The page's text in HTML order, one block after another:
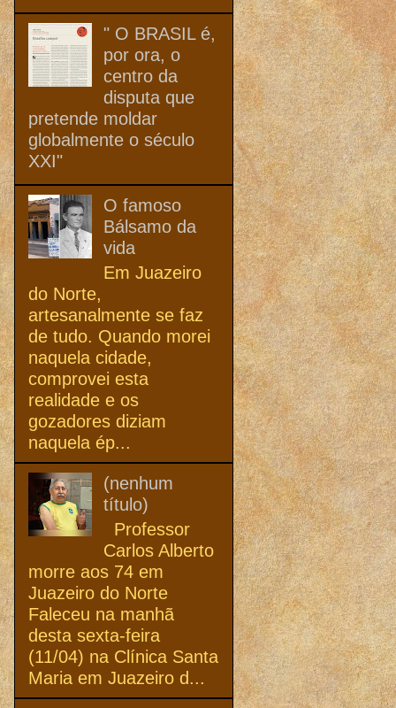
" O BRASIL é,
por ora, o
centro da
disputa que
pretende moldar
globalmente o século
XXI"
O famoso
Bálsamo da
vida
Em Juazeiro
do Norte,
artesanalmente se faz
de tudo. Quando morei
naquela cidade,
comprovei esta
realidade e os
gozadores diziam
naquela ép...
(nenhum
título)
Professor
Carlos Alberto
morre aos 74 em
Juazeiro do Norte
Faleceu na manhã
desta sexta-feira
(11/04) na Clínica Santa
Maria em Juazeiro d...